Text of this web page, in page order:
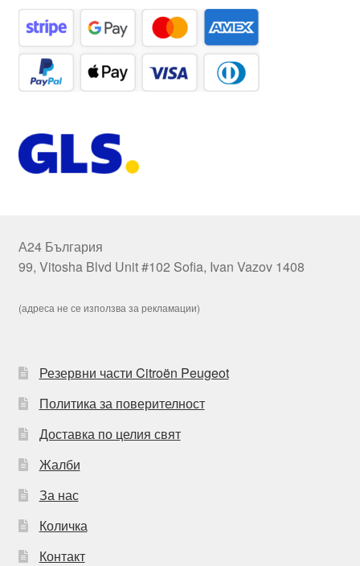
А24 България
99, Vitosha Blvd Unit #102 Sofia, Ivan Vazov 1408
(адреса не се използва за рекламации)
Резервни части Citroën Peugeot
Политика за поверителност
Доставка по целия свят
Жалби
За нас
Количка
Контакт